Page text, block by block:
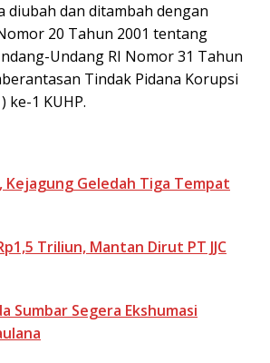
diubah dan ditambah dengan
20 Tahun 2001 tentang
Undang RI Nomor 31 Tahun
Tindak Pidana Korupsi
ke-1 KUHP.
Kejagung Geledah Tiga Tempat
Triliun, Mantan Dirut PT JJC
Sumbar Segera Ekshumasi